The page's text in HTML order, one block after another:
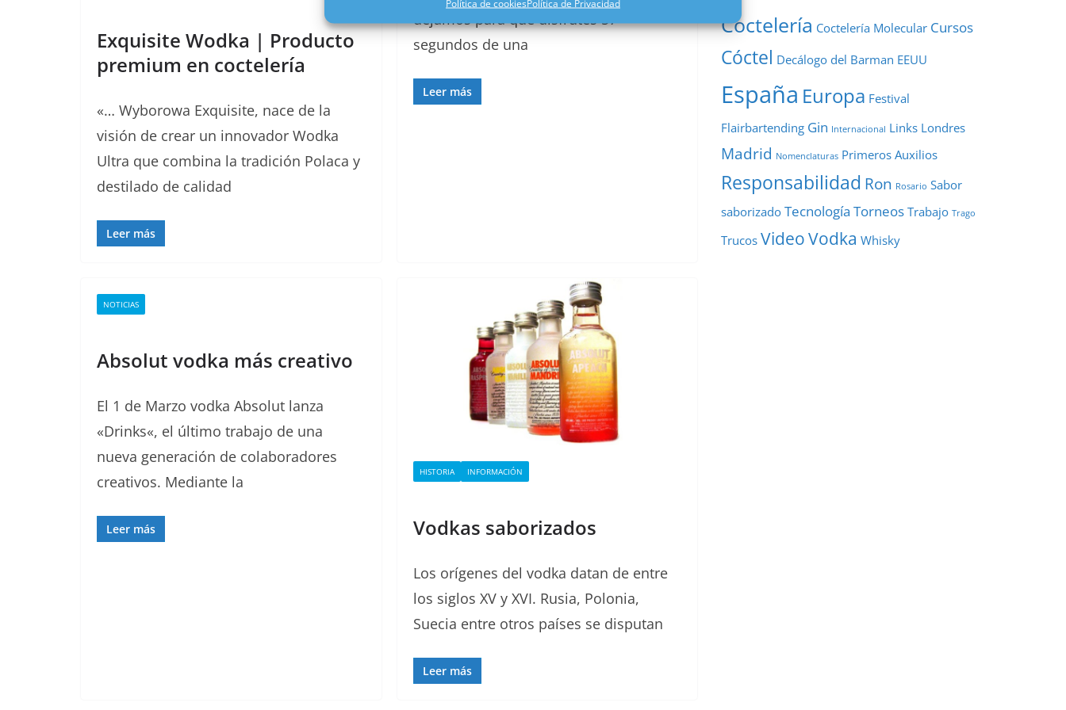
Política de cookiesPolítica de Privacidad
Exquisite Wodka | Producto
premium en coctelería
«… Wyborowa Exquisite, nace de la
visión de crear un innovador Wodka
Ultra que combina la tradición Polaca y
destilado de calidad
Leer más
dejamos para que disfrutes 57
segundos de una
Leer más
NOTICIAS
Absolut vodka más creativo
El 1 de Marzo vodka Absolut lanza
«Drinks«, el último trabajo de una
nueva generación de colaboradores
creativos. Mediante la
Leer más
HISTORIA INFORMACIÓN
Vodkas saborizados
Los orígenes del vodka datan de entre
los siglos XV y XVI. Rusia, Polonia,
Suecia entre otros países se disputan
Leer más
Coctelería Coctelería Molecular Cursos
Cóctel Decálogo del Barman EEUU
España Europa Festival
Flairbartending Gin Internacional Links Londres
Madrid Nomenclaturas Primeros Auxilios
Responsabilidad Ron Rosario Sabor
saborizado Tecnología Torneos Trabajo Trago
Trucos VideoVodka Whisky